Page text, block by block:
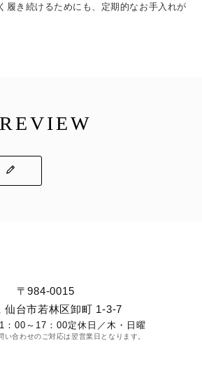
履き続けるためにも、定期的なお手入れが
REVIEW
〒984-0015
仙台市若林区卸町 1-3-7
：00～17：00定休日／木・日曜
い合わせのご対応は翌営業日となります。